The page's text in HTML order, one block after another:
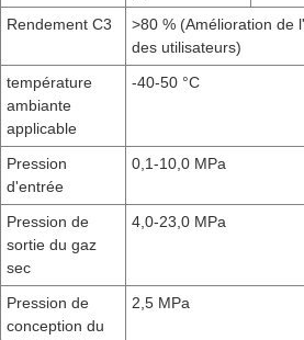
Rendement C3
>80 % (Amélioration de
des utilisateurs)
température
ambiante
applicable
-40-50 °C
Pression
d'entrée
0,1-10,0 MPa
Pression de
sortie du gaz
sec
4,0-23,0 MPa
Pression de
conception du
2,5 MPa